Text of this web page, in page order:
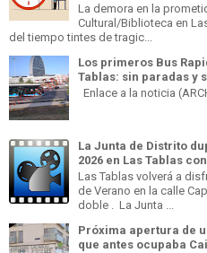
La demora en la
Cultural/Biblioteca en
del tiempo tintes de tragic...
Los primeros Bus
Tablas: sin paradas y
Enlace a la noticia
La Junta de Distrito
2026 en Las Tablas
Las Tablas volverá a
de Verano en la calle
doble . La Junta ...
Próxima apertura de
que antes ocupaba